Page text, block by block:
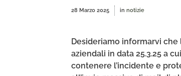
28 Marzo 2025 in notizie
Desideriamo informarvi che
aziendali in data 25.3.25 a
contenere l’incidente e